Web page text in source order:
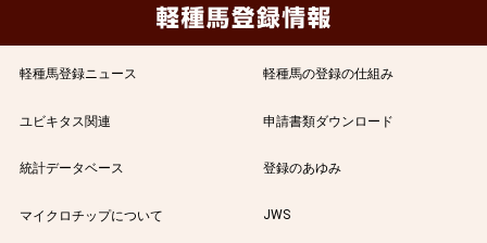
軽種馬登録ニュース 軽種馬の登録の仕組み
ユビキタス関連 申請書類ダウンロード
統計データベース 登録のあゆみ
マイクロチップについて JWS